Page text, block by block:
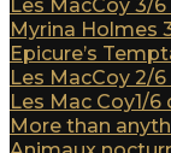
Les MacCoy 3/
Myrina Holmes
Epicure’s
Les MacCoy 2/6
Les Mac Coy1/6
More than